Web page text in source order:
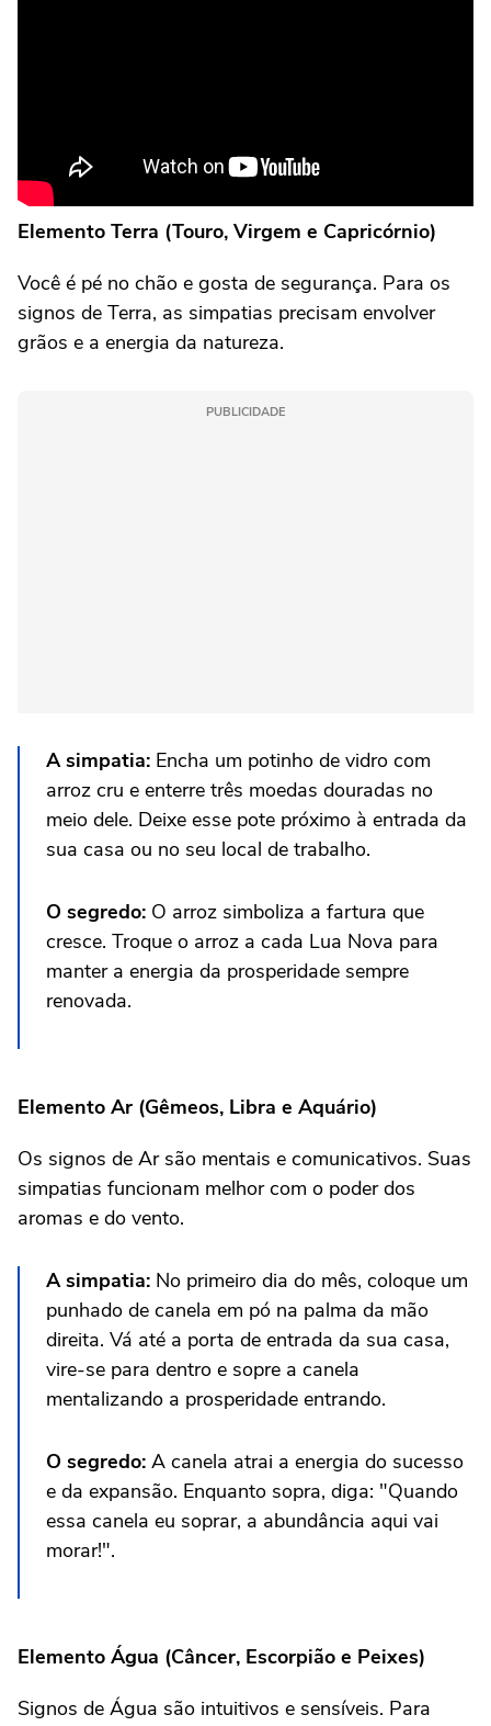
Elemento Terra (Touro, Virgem e Capricórnio)
Você é pé no chão e gosta de segurança. Para os
signos de Terra, as simpatias precisam envolver
grãos e a energia da natureza.
PUBLICIDADE
A simpatia: Encha um potinho de vidro com
arroz cru e enterre três moedas douradas no
meio dele. Deixe esse pote próximo à entrada da
sua casa ou no seu local de trabalho.
O segredo: O arroz simboliza a fartura que
cresce. Troque o arroz a cada Lua Nova para
manter a energia da prosperidade sempre
renovada.
Elemento Ar (Gêmeos, Libra e Aquário)
Os signos de Ar são mentais e comunicativos. Suas
simpatias funcionam melhor com o poder dos
aromas e do vento.
A simpatia: No primeiro dia do mês, coloque um
punhado de canela em pó na palma da mão
direita. Vá até a porta de entrada da sua casa,
vire-se para dentro e sopre a canela
mentalizando a prosperidade entrando.
O segredo: A canela atrai a energia do sucesso
e da expansão. Enquanto sopra, diga: "Quando
essa canela eu soprar, a abundância aqui vai
morar!".
Elemento Água (Câncer, Escorpião e Peixes)
Signos de Água são intuitivos e sensíveis. Para